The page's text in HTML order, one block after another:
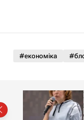
у
#економіка